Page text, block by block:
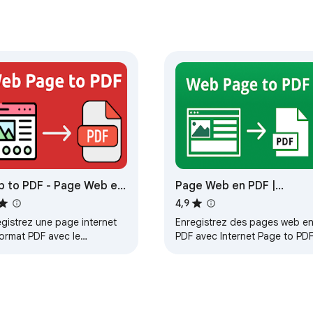
le Protocole DevTools de Chrome — le contenu des pages,
to PDF - Page Web en
une page internet
PDF avec le
Page Web en PDF |
Internet Page to PDF
4,9
Enregistrez des pages web en
PDF avec Internet Page to PDF